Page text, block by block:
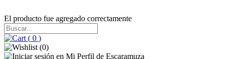
El producto fue agregado correctamente
( 0 )
(0)